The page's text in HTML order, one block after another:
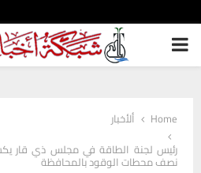
PRIMARY
Home
ألأخبار
رئيس لجنة الطاقة في مجلس ذي قار
نصف محطات الوقود بالمحافظة